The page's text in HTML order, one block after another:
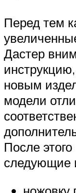
Перед тем
Дастер
новым
модели
После этого
следующие